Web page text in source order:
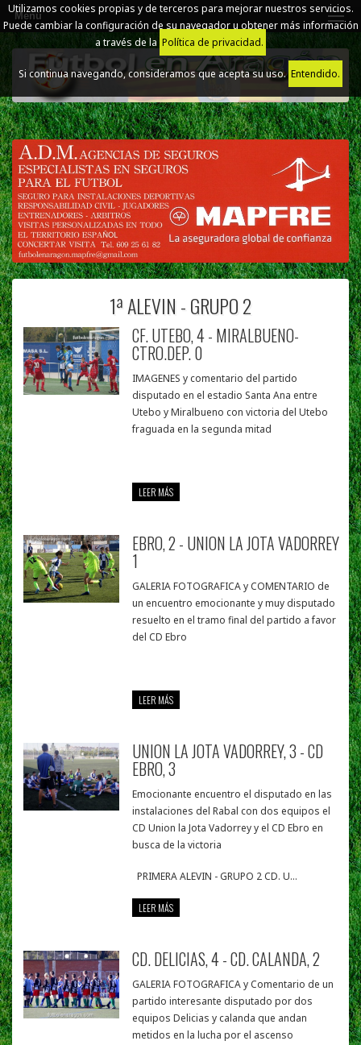
Utilizamos cookies propias y de terceros para mejorar nuestros servicios.
Puede cambiar la configuración de su navegador u obtener más información
a través de la Política de privacidad.
Si continua navegando, consideramos que acepta su uso.Entendido.
Menú
1ª ALEVIN - GRUPO 2
CF. UTEBO, 4 - MIRALBUENO-
CTRO.DEP. 0
IMAGENES y comentario del partido
disputado en el estadio Santa Ana entre
Utebo y Miralbueno con victoria del Utebo
fraguada en la segunda mitad
LEER MÁS
EBRO, 2 - UNION LA JOTA VADORREY
1
GALERIA FOTOGRAFICA y COMENTARIO de
un encuentro emocionante y muy disputado
resuelto en el tramo final del partido a favor
del CD Ebro
LEER MÁS
UNION LA JOTA VADORREY, 3 - CD
EBRO, 3
Emocionante encuentro el disputado en las
instalaciones del Rabal con dos equipos el
CD Union la Jota Vadorrey y el CD Ebro en
busca de la victoria
PRIMERA ALEVIN - GRUPO 2 CD. U...
LEER MÁS
CD. DELICIAS, 4 - CD. CALANDA, 2
GALERIA FOTOGRAFICA y Comentario de un
partido interesante disputado por dos
equipos Delicias y calanda que andan
metidos en la lucha por el ascenso